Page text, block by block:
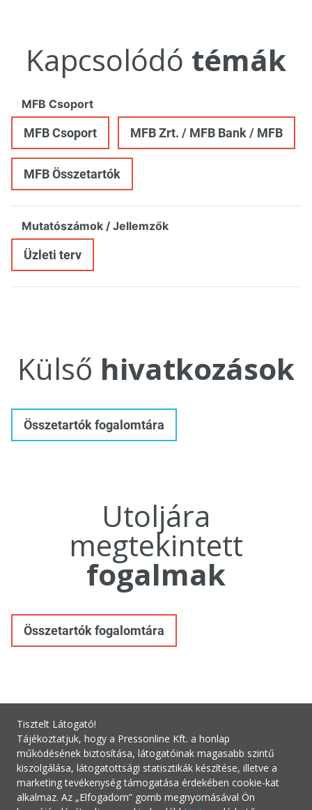
Kapcsolódó témák
MFB Csoport
MFB Csoport MFB Zrt. / MFB Bank / MFB
MFB Összetartók
Mutatószámok / Jellemzők
Üzleti terv
Külső hivatkozások
Összetartók fogalomtára
Utoljára
megtekintett
fogalmak
Összetartók fogalomtára
Tisztelt Látogató!
Tájékoztatjuk, hogy a Pressonline Kft. a honlap
működésének biztosítása, látogatóinak magasabb szintű
kiszolgálása, látogatottsági statisztikák készítése, illetve a
marketing tevékenység támogatása érdekében cookie-kat
alkalmaz. Az „Elfogadom” gomb megnyomásával Ön